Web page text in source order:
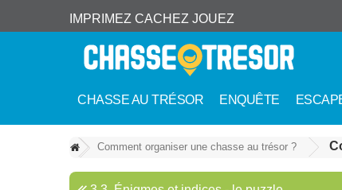
IMPRIMEZ CACHEZ JOUEZ
CHASSE AU TRÉSOR ENQUÊTE
Comment organiser une chasse au trésor ?